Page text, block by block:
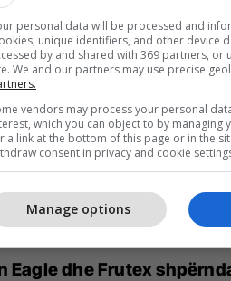
Eagle dhe Frutex
personal data will be processed and
unique identifiers, and other device
by and shared with 369 partners, or
We and our partners may use precise
vendors may process your personal
which you can object to by managing
a link at the bottom of this page or in the
consent in privacy and cookie
Manage options